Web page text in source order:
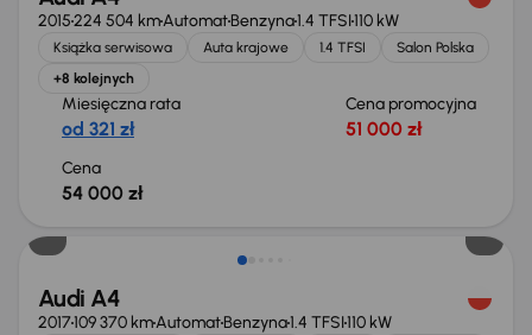
2015224 504 kmAutomatBenzyna1.4 TFSI110 kW
Książka serwisowa Auta krajowe 1.4 TFSI
Salon Polska
+8 kolejnych
Miesięczna rata
od 321 zł
Cena promocyjna
51 000 zł
Cena
54 000 zł
Taniej o 1 500 zł
Audi A4
2017109 370 kmAutomatBenzyna1.4 TFSI110 kW